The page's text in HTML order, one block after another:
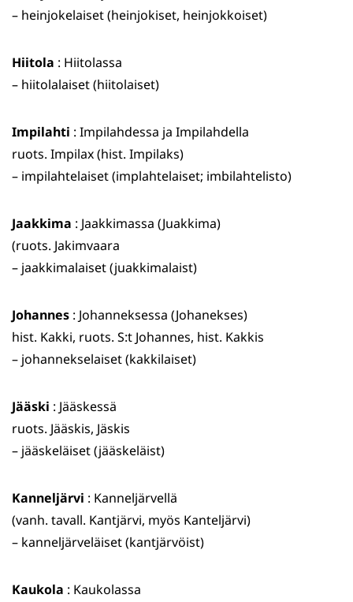
– heinjokelaiset (heinjokiset, heinjokkoiset)
Hiitola : Hiitolassa
– hiitolalaiset (hiitolaiset)
Impilahti : Impilahdessa ja Impilahdella
ruots. Impilax (hist. Impilaks)
– impilahtelaiset (implahtelaiset; imbilahtelisto)
Jaakkima : Jaakkimassa (Juakkima)
(ruots. Jakimvaara
– jaakkimalaiset (juakkimalaist)
Johannes : Johanneksessa (Johanekses)
hist. Kakki, ruots. S:t Johannes, hist. Kakkis
– johannekselaiset (kakkilaiset)
Jääski : Jääskessä
ruots. Jääskis, Jäskis
– jääskeläiset (jääskeläist)
Kanneljärvi : Kanneljärvellä
(vanh. tavall. Kantjärvi, myös Kanteljärvi)
– kanneljärveläiset (kantjärvöist)
Kaukola : Kaukolassa